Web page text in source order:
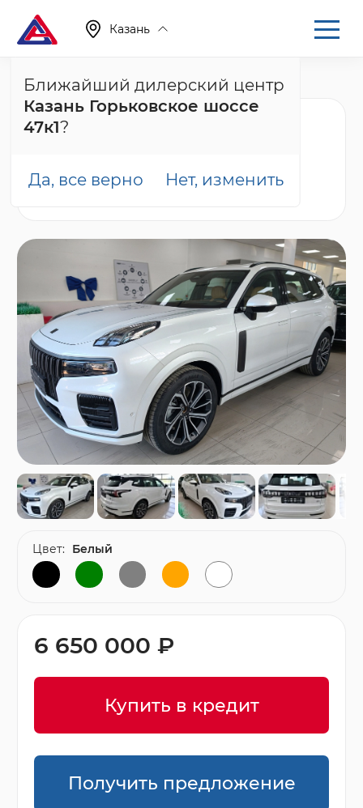
Казань
Ближайший дилерский центр
Казань Горьковское шоссе
47к1?
Да, все верно Нет, изменить
Главная Каталог Новые автомобили 001
Nordcross 001 Ultra,
6 650 000 ₽
Купить в кредит
Получить предложение
Цвет: Белый